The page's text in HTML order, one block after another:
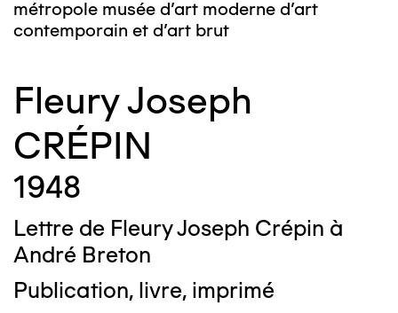
métropole musée d’art moderne d’art
contemporain et d’art brut
Fleury Joseph
CRÉPIN
1948
Lettre de Fleury Joseph Crépin à
André Breton
Publication, livre, imprimé